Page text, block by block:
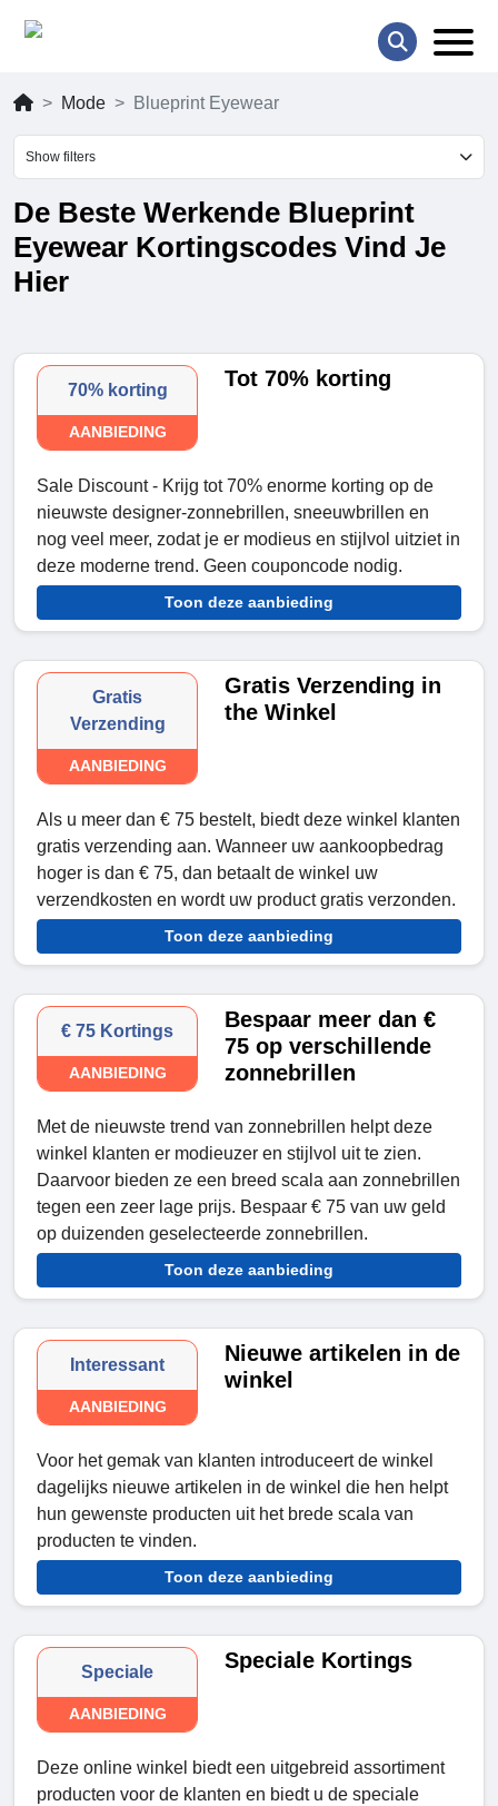
Mode Blueprint Eyewear
Show filters
De Beste Werkende Blueprint
Eyewear Kortingscodes Vind Je
Hier
70% korting
AANBIEDING
Tot 70% korting
Sale Discount - Krijg tot 70% enorme korting op de
nieuwste designer-zonnebrillen, sneeuwbrillen en
nog veel meer, zodat je er modieus en stijlvol uitziet in
deze moderne trend. Geen couponcode nodig.
Toon deze aanbieding
Gratis
Verzending
AANBIEDING
Gratis Verzending in
the Winkel
Als u meer dan € 75 bestelt, biedt deze winkel klanten
gratis verzending aan. Wanneer uw aankoopbedrag
hoger is dan € 75, dan betaalt de winkel uw
verzendkosten en wordt uw product gratis verzonden.
Toon deze aanbieding
€ 75 Kortings
AANBIEDING
Bespaar meer dan €
75 op verschillende
zonnebrillen
Met de nieuwste trend van zonnebrillen helpt deze
winkel klanten er modieuzer en stijlvol uit te zien.
Daarvoor bieden ze een breed scala aan zonnebrillen
tegen een zeer lage prijs. Bespaar € 75 van uw geld
op duizenden geselecteerde zonnebrillen.
Toon deze aanbieding
Interessant
AANBIEDING
Nieuwe artikelen in de
winkel
Voor het gemak van klanten introduceert de winkel
dagelijks nieuwe artikelen in de winkel die hen helpt
hun gewenste producten uit het brede scala van
producten te vinden.
Toon deze aanbieding
Speciale
AANBIEDING
Speciale Kortings
Deze online winkel biedt een uitgebreid assortiment
producten voor de klanten en biedt u de speciale